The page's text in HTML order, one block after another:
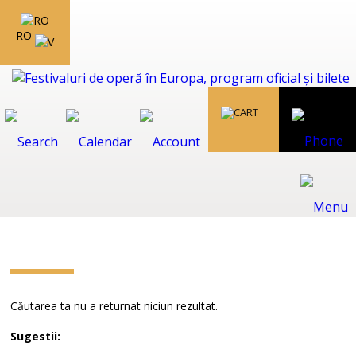
RO
Căutarea ta nu a returnat niciun rezultat.
Sugestii: